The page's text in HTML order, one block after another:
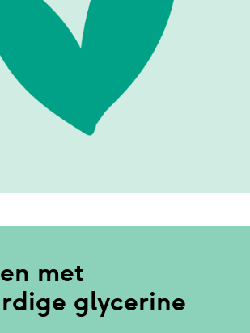
met
glycerine